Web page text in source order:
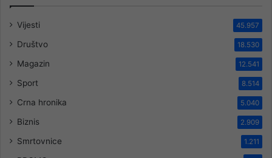
Vijesti 45.957
Društvo 18.530
Magazin 12.541
Sport 8.514
Crna hronika 5.040
Biznis 2.909
Smrtovnice 1.211